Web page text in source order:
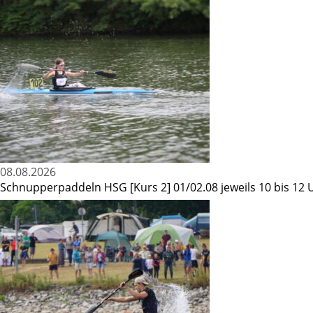
08.08.2026
Schnupperpaddeln HSG [Kurs 2] 01/02.08 jeweils 10 bis 12